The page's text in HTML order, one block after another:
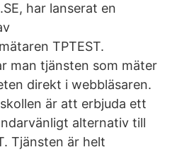
har lanserat en
TPTEST.
man tjänsten som mäter
direkt i webbläsaren.
är att erbjuda ett
alternativ till
Tjänsten är helt